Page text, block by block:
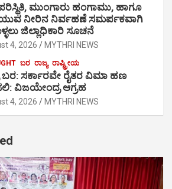
ಮುಂಗಾರು ಹಂಗಾಮು, ಹಾಗೂ
ನೀರಿನ ನಿರ್ವಹಣೆ ಸಮರ್ಪಕವಾಗಿ
ಜಿಲ್ಲಾಧಿಕಾರಿ ಸೂಚನೆ
4, 2026 MYTHRI NEWS
ಬರ ರಾಜ್ಯ ರಾಷ್ಟ್ರೀಯ
ಬರ: ಸರ್ಕಾರವೇ ರೈತರ ವಿಮಾ ಹಣ
ವಿಜಯೇಂದ್ರ ಆಗ್ರಹ
4, 2026 MYTHRI NEWS